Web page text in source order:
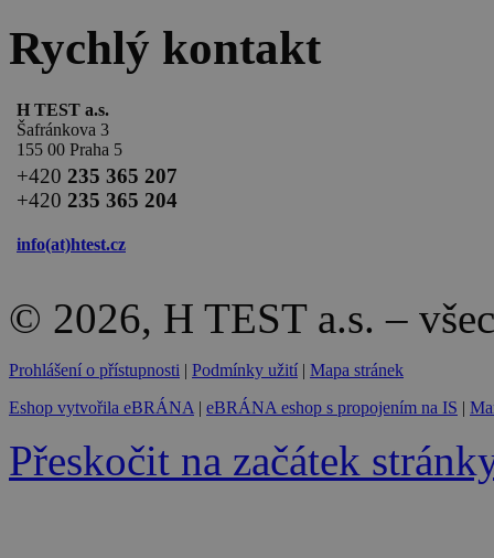
Rychlý kontakt
H TEST a.s.
Šafránkova 3
155 00 Praha 5
+420 235 365 207
+420 235 365 204
info(at)htest.cz
© 2026, H TEST a.s. –
Prohlášení o přístupnosti | Podmínky užití | Mapa stránek
Eshop vytvořila eBRÁNA | eBRÁNA eshop s propojením na IS |
Přeskočit na začátek